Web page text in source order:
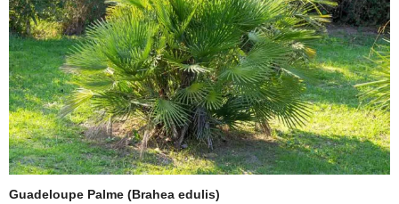
Guadeloupe Palme (Brahea edulis)